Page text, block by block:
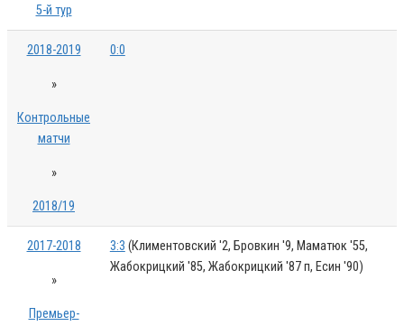
5-й тур
2018-2019
»
Контрольные
матчи
»
2018/19
0:0
2017-2018
»
Премьер-
3:3 (Климентовский '2, Бровкин '9, Маматюк '55,
Жабокрицкий '85, Жабокрицкий '87 п, Есин '90)